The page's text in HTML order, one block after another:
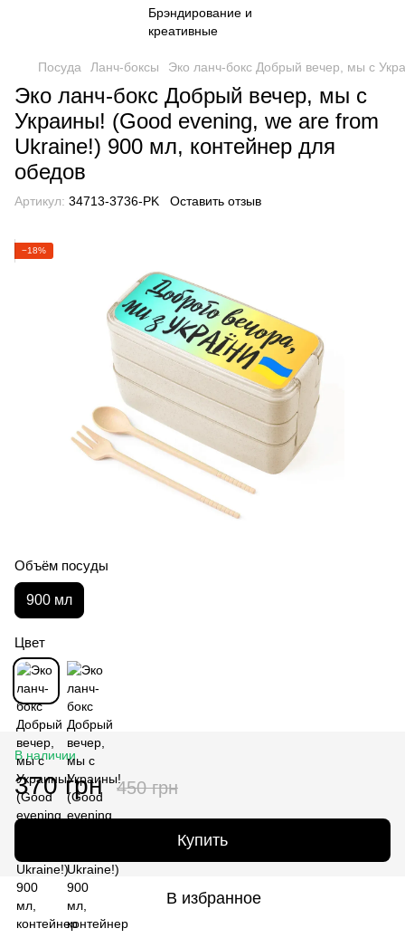
Посуда Ланч-боксы Эко ланч-бокс Добрый вечер, мы с
Эко ланч-бокс Добрый вечер, мы с
Украины! (Good evening, we are from
Ukraine!) 900 мл, контейнер для
обедов
Артикул: 34713-3736-PK Оставить отзыв
−18%
Объём посуды
900 мл
Цвет
В наличии
370 грн 450 грн
Купить
В избранное